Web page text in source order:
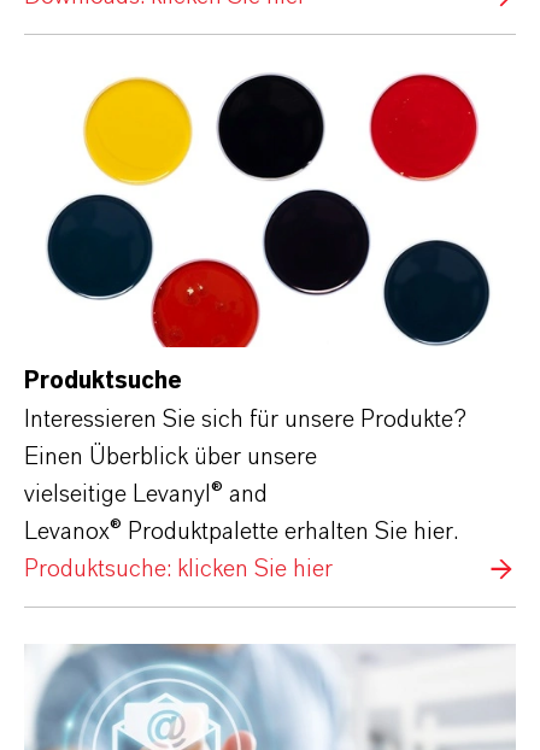
Produktsuche
Interessieren Sie sich für unsere Produkte?
Einen Überblick über unsere
vielseitige Levanyl® and
Levanox® Produktpalette erhalten Sie hier.
Produktsuche: klicken Sie hier